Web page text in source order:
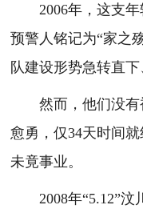
2006年，这支年
预警人铭记为“家之
队建设形势急转直下
然而，他们没有
愈勇，仅34天时间
未竟事业。
2008年“5.12”汶